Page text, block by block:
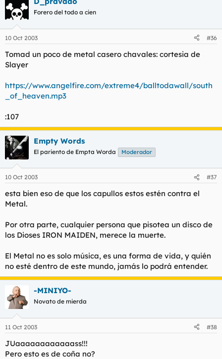
Forero del todo a cien
10 Oct 2003 #36
Tomad un poco de metal casero chavales: cortesia de
Slayer
https://www.angelfire.com/extreme4/balltodawall/south
_of_heaven.mp3
:107
Empty Words
El pariento de Empta Worda Moderador
10 Oct 2003 #37
esta bien eso de que los capullos estos estén contra el
Metal.
Por otra parte, cualquier persona que pisotea un disco de
los Dioses IRON MAIDEN, merece la muerte.
El Metal no es solo música, es una forma de vida, y quién
no esté dentro de este mundo, jamás lo podrá entender.
-MINIYO-
Novato de mierda
11 Oct 2003 #38
JUaaaaaaaaaaaass!!!
Pero esto es de coña no?